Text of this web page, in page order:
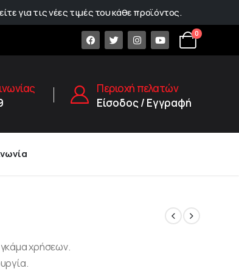
για τις νέες τιμές του κάθε προϊόντος.
0
Περιοχή πελατών
Είσοδος / Εγγραφή
χρήσεων.